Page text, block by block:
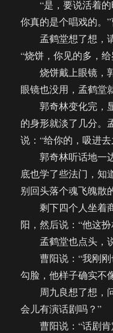
“是，要说活着的
你真的是个唱戏的。”
孟鹤堂想了想，请
“烧饼，你见的多，
烧饼戴上眼镜，郭
眼镜也没用，孟鹤堂
郭奇林变化完，显
的身形就淡了几分。
说：“给你的，吸进
郭奇林听话地一边
底也学了些法门，知
别回头落个魂飞魄散
剩下四个人坐着商
阳，然后说：“他这
孟鹤堂也点头，说
曹阳说：“我刚刚
勾脸，他样子确实不
周九良想了想，问
会儿有演话剧吗？”
曹阳说：“话剧肯